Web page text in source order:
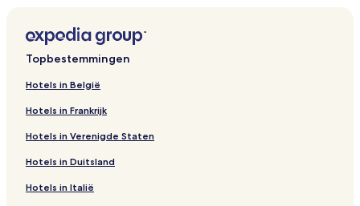
Topbestemmingen
Hotels in België
Hotels in Frankrijk
Hotels in Verenigde Staten
Hotels in Duitsland
Hotels in Italië